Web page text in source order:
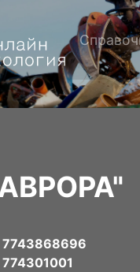
7743868696
774301001